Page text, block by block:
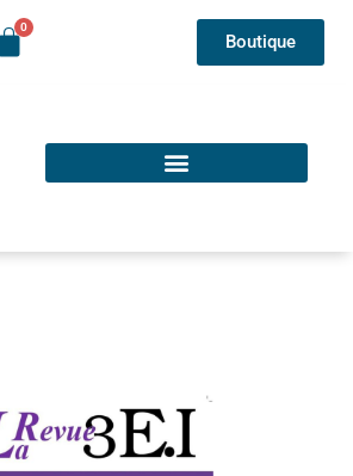
Boutique